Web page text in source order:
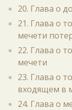
20. Глава о
21. Глава о
мечети
22. Глава о
мечети
23. Глава о
входящем в
24. Глава о